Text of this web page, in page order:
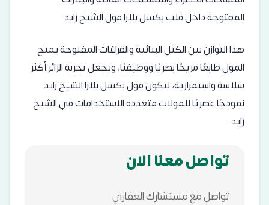
المفتوحة داخل قلب بكسل بلازا مول الشيخ زايد.
هذا التوازن بين الكتل البنائية والفراغات المفتوحة يمنح
المول طابعًا مريحًا بصريًا ووظيفيًا، ويجعل تجربة الزائر أكثر
سلاسة واستمرارية، ليكون مول بكسل بلازا الشيخ زايد
نموذجًا عصريًا للمولات متعددة الاستخدامات في الشيخ
زايد.
تواصل معنا الان
تواصل مع مستشارك العقاري